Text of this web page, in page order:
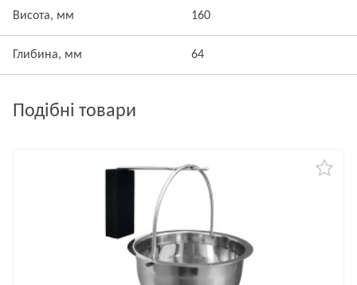
Висота, мм 160
Глибина, мм 64
Подібні товари